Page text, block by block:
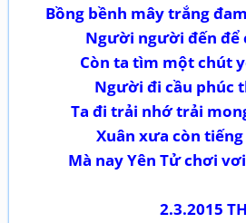
Bồng bềnh mây trắng
Người người đến để
Còn ta tìm một chút
Người đi cầu phúc
Ta đi trải nhớ trải
Xuân xưa còn
Mà nay Yên Tử chơi
2.3.2015 TH